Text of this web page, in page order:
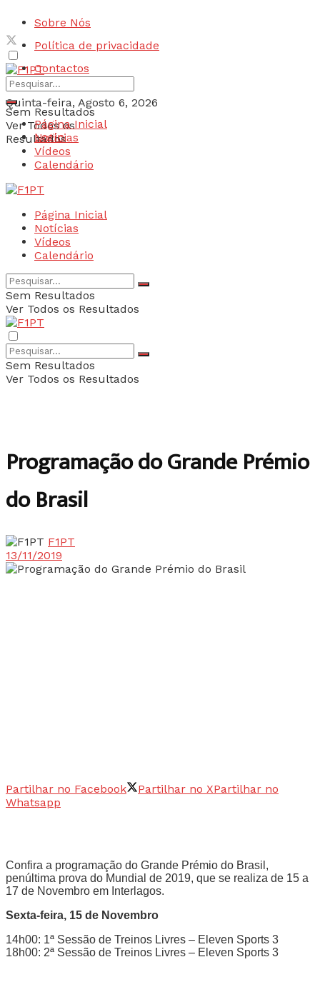
Sobre Nós
Política de privacidade
Contactos
Quinta-feira, Agosto 6, 2026
Login
Sem Resultados
Ver Todos os
Resultados
Página Inicial
Notícias
Vídeos
Calendário
Página Inicial
Notícias
Vídeos
Calendário
Sem Resultados
Ver Todos os Resultados
Sem Resultados
Ver Todos os Resultados
Programação do Grande Prémio
do Brasil
F1PT
13/11/2019
Partilhar no Facebook Partilhar no XPartilhar no
Whatsapp
Confira a programação do Grande Prémio do Brasil,
penúltima prova do Mundial de 2019, que se realiza de 15 a
17 de Novembro em Interlagos.
Sexta-feira, 15 de Novembro
14h00: 1ª Sessão de Treinos Livres – Eleven Sports 3
18h00: 2ª Sessão de Treinos Livres – Eleven Sports 3